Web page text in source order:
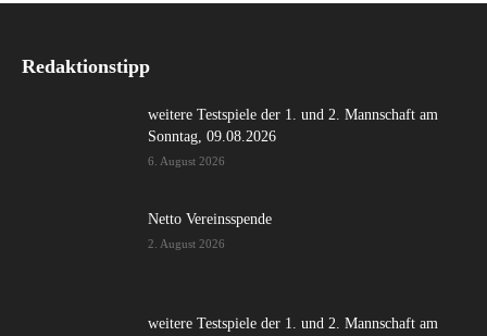
Redaktionstipp
weitere Testspiele der 1. und 2. Mannschaft am
Sonntag, 09.08.2026
6. August 2026
Netto Vereinsspende
2. August 2026
weitere Testspiele der 1. und 2. Mannschaft am